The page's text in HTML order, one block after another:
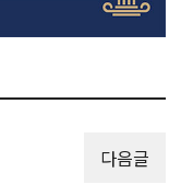
다음글